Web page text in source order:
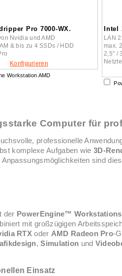
Pro 7000-WX.
Nvidia und AMD
& bis zu 4 SSDs / HDD
Konfigurieren
Workstation AMD
Intel
LAN
max.
2,5" /
Computer für
professionelle
komplexe Aufgaben wie 3D-
sind
der PowerEngine™ Workstations
mit großzügigen
RTX oder AMD Radeon Pro-
,Simulation und
Einsatz